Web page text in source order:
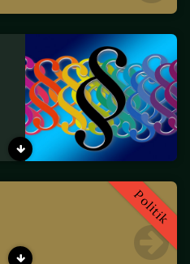
Politik